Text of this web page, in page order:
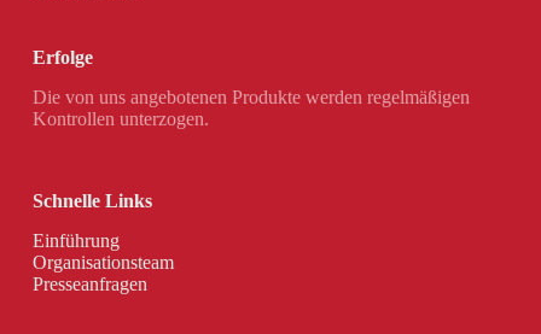
Erfolge
Die von uns angebotenen Produkte werden regelmäßigen
Kontrollen unterzogen.
Schnelle Links
Einführung
Organisationsteam
Presseanfragen